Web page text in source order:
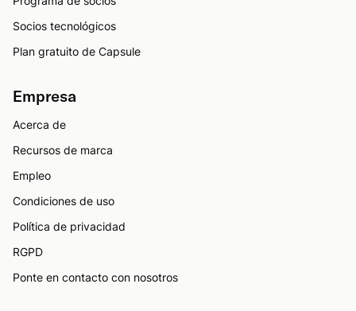
Socios tecnológicos
Plan gratuito de Capsule
Empresa
Acerca de
Recursos de marca
Empleo
Condiciones de uso
Política de privacidad
RGPD
Ponte en contacto con nosotros